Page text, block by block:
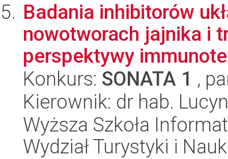
Badania inhibitorów
nowotworach jajnika i
perspektywy
Konkurs: SONATA 1 ,
Kierownik: dr hab.
Wyższa Szkoła
Wydział Turystyki i